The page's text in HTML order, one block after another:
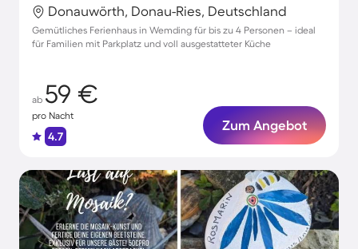
Donauwörth, Donau-Ries, Deutschland
Gemütliches Ferienhaus in Wemding für bis zu 4 Personen – ideal
für Familien mit Parkplatz und voll ausgestatteter Küche
ab 59 €
pro Nacht
4.7
Zum Angebot